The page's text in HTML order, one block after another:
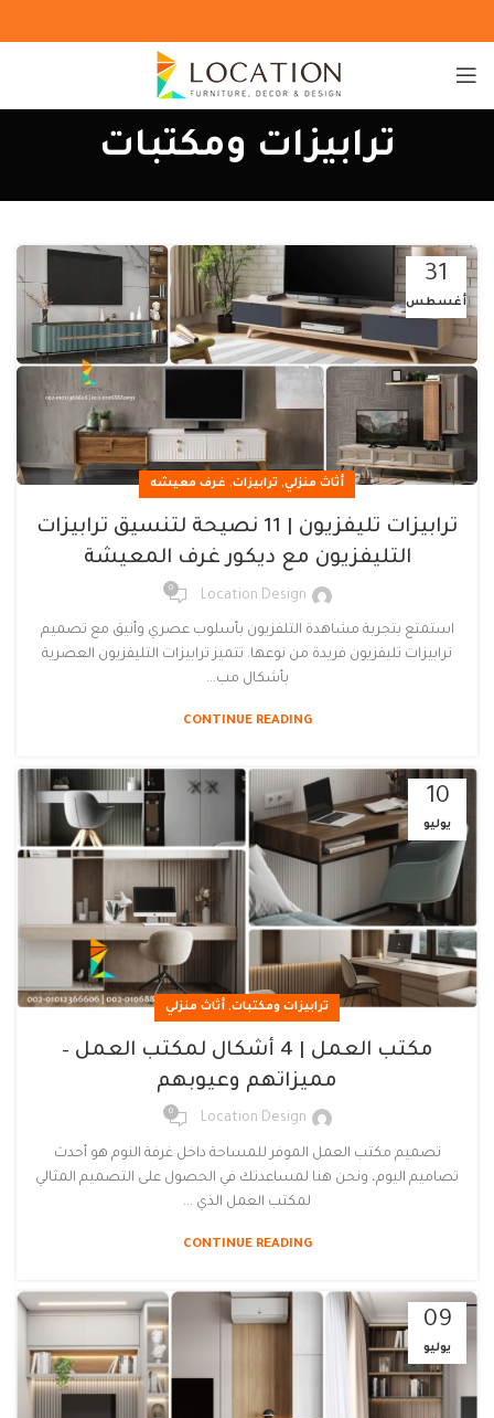
ترابيزات ومكتبات
31
أغسطس
أثاث منزلي, ترابيزات, غرف معيشه
ترابيزات تليفزيون | 11 نصيحة لتنسيق ترابيزات
التليفزيون مع ديكور غرف المعيشة
Location Design
0
استمتع بتجربة مشاهدة التلفزيون بأسلوب عصري وأنيق مع تصميم
ترابيزات تليفزيون فريدة من نوعها. تتميز ترابيزات التليفزيون العصرية
بأشكال مب...
CONTINUE READING
10
يوليو
ترابيزات ومكتبات, أثاث منزلي
مكتب العمل | 4 أشكال لمكتب العمل –
مميزاتهم وعيوبهم
Location Design
0
تصميم مكتب العمل الموفر للمساحة داخل غرفة النوم هو أحدث
تصاميم اليوم، ونحن هنا لمساعدتك في الحصول على التصميم المثالي
لمكتب العمل الذي ...
CONTINUE READING
09
يوليو